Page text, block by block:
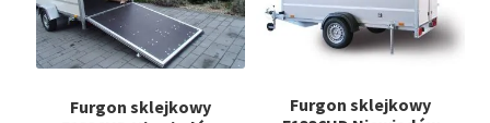
Furgon sklejkowy
Furgon sklejkowy